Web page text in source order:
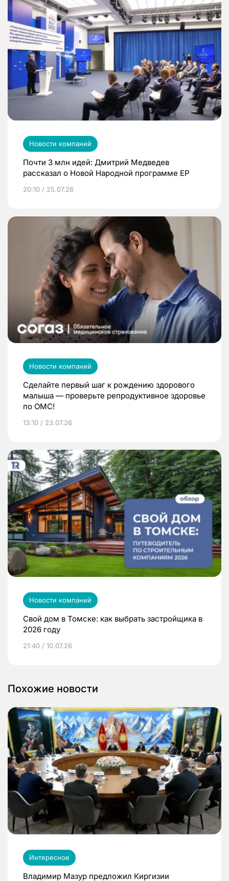
Новости компаний
Почти 3 млн идей: Дмитрий Медведев
рассказал о Новой Народной программе ЕР
20:10 / 25.07.26
Новости компаний
Сделайте первый шаг к рождению здорового
малыша — проверьте репродуктивное здоровье
по ОМС!
13:10 / 23.07.26
Новости компаний
Свой дом в Томске: как выбрать застройщика в
2026 году
21:40 / 10.07.26
Похожие новости
Интересное
Владимир Мазур предложил Киргизии